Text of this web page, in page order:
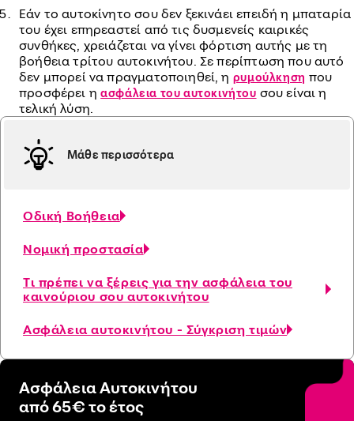
Εάν το αυτοκίνητο σου δεν ξεκινάει επειδή η μπαταρία
του έχει επηρεαστεί από τις δυσμενείς καιρικές
συνθήκες, χρειάζεται να γίνει φόρτιση αυτής με τη
βοήθεια τρίτου αυτοκινήτου. Σε περίπτωση που αυτό
δεν μπορεί να πραγματοποιηθεί, η ρυμούλκηση που
προσφέρει ηασφάλεια του αυτοκινήτου σου είναι η
τελική λύση.
Μάθε περισσότερα
Οδική Βοήθεια
Νομική προστασία
Τι πρέπει να ξέρεις για την ασφάλεια του
καινούριου σου αυτοκινήτου
Ασφάλεια αυτοκινήτου - Σύγκριση τιμών
Ασφάλεια Αυτοκινήτου
από 65€ το έτος